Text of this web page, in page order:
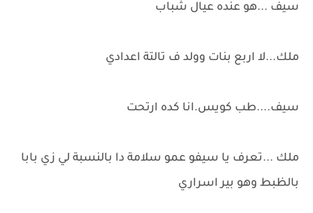
سيف ...هو عنده عيال شباب
ملك...لا اربع بنات وولد ف تالتة اعدادي
سيف....طب كويس.انا كده ارتحت
ملك ...تعرف يا سيفو عمو سلامة دا بالنسبة لي زي بابا
بالظبط وهو بير اسراري